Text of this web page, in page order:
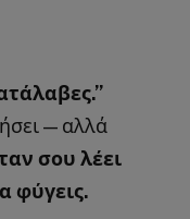
— αλλά
σου λέει
φύγεις.